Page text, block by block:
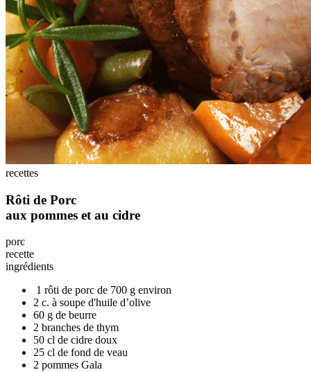
recettes
Rôti de Porc
aux pommes et au cidre
porc
recette
ingrédients
1 rôti de porc de 700 g environ
2 c. à soupe d'huile d’olive
60 g de beurre
2 branches de thym
50 cl de cidre doux
25 cl de fond de veau
2 pommes Gala